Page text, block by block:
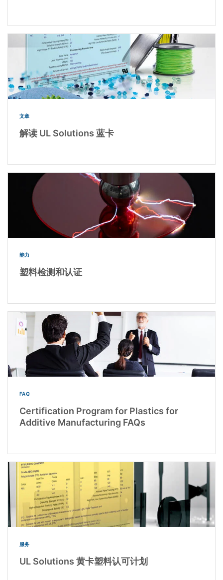
文章
解读 UL Solutions 蓝卡
能力
塑料检测和认证
FAQ
Certification Program for Plastics for
Additive Manufacturing FAQs
服务
UL Solutions 黄卡塑料认可计划